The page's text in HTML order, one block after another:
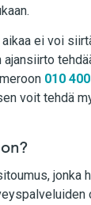
ei voi
010
voit tehdä
jonka